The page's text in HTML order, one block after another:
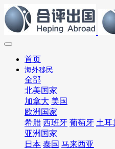
首页
海外移民
全部
北美国家
加拿大 美国
欧洲国家
希腊 西班牙 葡萄牙 土耳
亚洲国家
日本 泰国 马来西亚